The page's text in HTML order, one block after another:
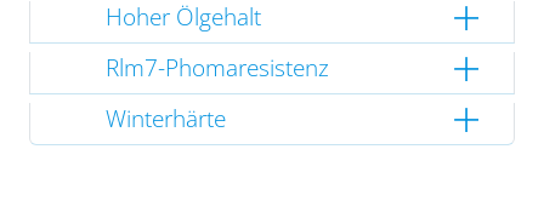
Hoher Ölgehalt
Rlm7-Phomaresistenz
Winterhärte